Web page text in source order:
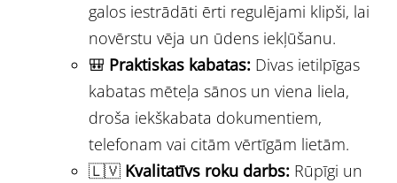
galos iestrādāti ērti regulējami klipši, lai
novērstu vēja un ūdens iekļūšanu.
🎒 Praktiskas kabatas: Divas ietilpīgas
kabatas mēteļa sānos un viena liela,
droša iekškabata dokumentiem,
telefonam vai citām vērtīgām lietām.
🇱🇻 Kvalitatīvs roku darbs: Rūpīgi un